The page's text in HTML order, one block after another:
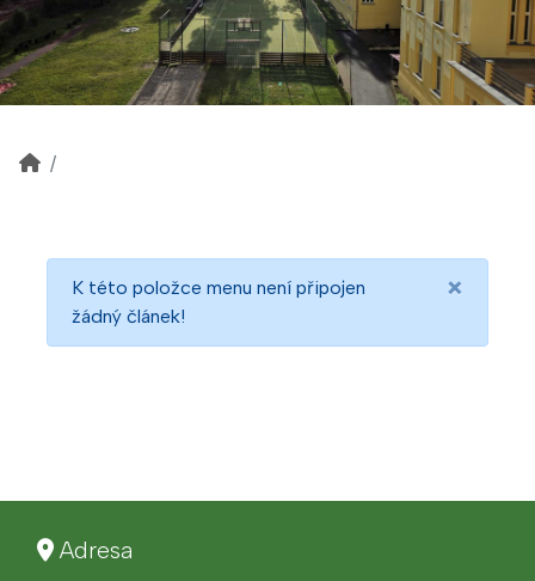
×
K této položce menu není připojen
žádný článek!
Adresa